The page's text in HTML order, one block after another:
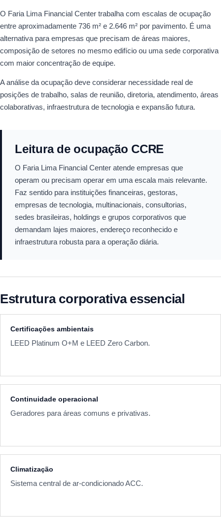
O Faria Lima Financial Center trabalha com escalas de ocupação
entre aproximadamente 736 m² e 2.646 m² por pavimento. É uma
alternativa para empresas que precisam de áreas maiores,
composição de setores no mesmo edifício ou uma sede corporativa
com maior concentração de equipe.
A análise da ocupação deve considerar necessidade real de
posições de trabalho, salas de reunião, diretoria, atendimento, áreas
colaborativas, infraestrutura de tecnologia e expansão futura.
Leitura de ocupação CCRE
O Faria Lima Financial Center atende empresas que
operam ou precisam operar em uma escala mais relevante.
Faz sentido para instituições financeiras, gestoras,
empresas de tecnologia, multinacionais, consultorias,
sedes brasileiras, holdings e grupos corporativos que
demandam lajes maiores, endereço reconhecido e
infraestrutura robusta para a operação diária.
Estrutura corporativa essencial
Certificações ambientais
LEED Platinum O+M e LEED Zero Carbon.
Continuidade operacional
Geradores para áreas comuns e privativas.
Climatização
Sistema central de ar-condicionado ACC.